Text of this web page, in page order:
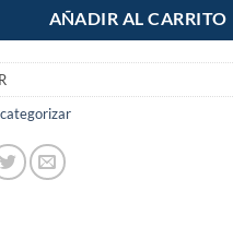
AÑADIR AL CARRITO